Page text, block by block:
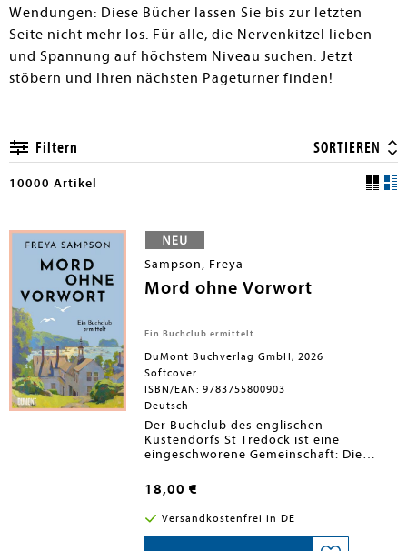
Wendungen: Diese Bücher lassen Sie bis zur letzten
Seite nicht mehr los. Für alle, die Nervenkitzel lieben
und Spannung auf höchstem Niveau suchen. Jetzt
stöbern und Ihren nächsten Pageturner finden!
Filtern SORTIEREN
10000 Artikel
Sampson, Freya
Mord ohne Vorwort
Ein Buchclub ermittelt
DuMont Buchverlag GmbH, 2026
Softcover
ISBN/EAN: 9783755800903
Deutsch
Der Buchclub des englischen
Küstendorfs St Tredock ist eine
eingeschworene Gemeinschaft: Die
Christie-Krimis in- und auswendig,
Arthur liest seiner Frau
Liebesgeschichten vor, und der
schüchterne Teenager Ash flüchtet sich
am liebsten in Science-Fiction-Romane.
18,00 €
Versandkostenfrei in DE